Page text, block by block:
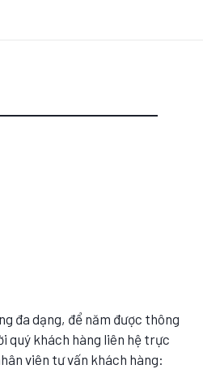
đa dạng, để năm được thông
quý khách hàng liên hệ trực
viên tư vấn khách hàng: